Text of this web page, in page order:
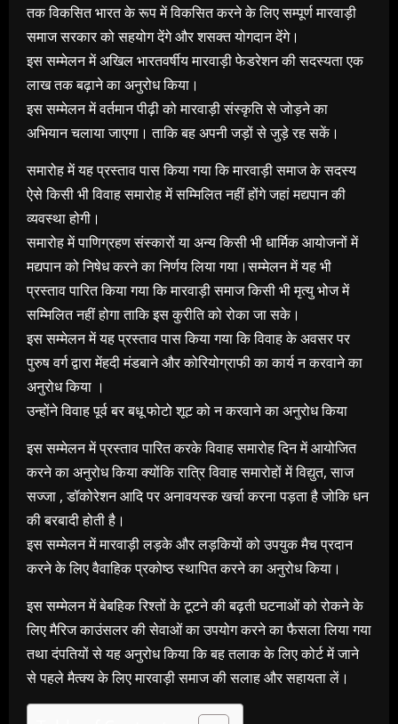
तक विकसित भारत के रूप में विकसित करने के लिए सम्पूर्ण मारवाड़ी
समाज सरकार को सहयोग देंगे और शसक्त योगदान देंगे।
इस सम्मेलन में अखिल भारतवर्षीय मारवाड़ी फेडरेशन की सदस्यता एक
लाख तक बढ़ाने का अनुरोध किया।
इस सम्मेलन में वर्तमान पीढ़ी को मारवाड़ी संस्कृति से जोड़ने का
अभियान चलाया जाएगा। ताकि बह अपनी जड़ों से जुड़े रह सकें।
समारोह में यह प्रस्ताव पास किया गया कि मारवाड़ी समाज के सदस्य
ऐसे किसी भी विवाह समारोह में सम्मिलित नहीं होंगे जहां मद्यपान की
व्यवस्था होगी।
समारोह में पाणिग्रहण संस्कारों या अन्य किसी भी धार्मिक आयोजनों में
मद्यपान को निषेध करने का निर्णय लिया गया।सम्मेलन में यह भी
प्रस्ताव पारित किया गया कि मारवाड़ी समाज किसी भी मृत्यु भोज में
सम्मिलित नहीं होगा ताकि इस कुरीति को रोका जा सके।
इस सम्मेलन में यह प्रस्ताव पास किया गया कि विवाह के अवसर पर
पुरुष वर्ग द्वारा मेंहदी मंडबाने और कोरियोग्राफी का कार्य न करवाने का
अनुरोध किया ।
उन्होंने विवाह पूर्व बर बधू फोटो शूट को न करवाने का अनुरोध किया
इस सम्मेलन में प्रस्ताव पारित करके विवाह समारोह दिन में आयोजित
करने का अनुरोध किया क्योंकि रात्रि विवाह समारोहों में विद्युत, साज
सज्जा , डॉकोरेशन आदि पर अनावयस्क खर्चा करना पड़ता है जोकि धन
की बरबादी होती है।
इस सम्मेलन में मारवाड़ी लड़के और लड़कियों को उपयुक मैच प्रदान
करने के लिए वैवाहिक प्रकोष्ठ स्थापित करने का अनुरोध किया।
इस सम्मेलन में बेबहिक रिश्तों के टूटने की बढ़ती घटनाओं को रोकने के
लिए मैरिज काउंसलर की सेवाओं का उपयोग करने का फैसला लिया गया
तथा दंपतियों से यह अनुरोध किया कि बह तलाक के लिए कोर्ट में जाने
से पहले मैत्क्य के लिए मारवाड़ी समाज की सलाह और सहायता लें।